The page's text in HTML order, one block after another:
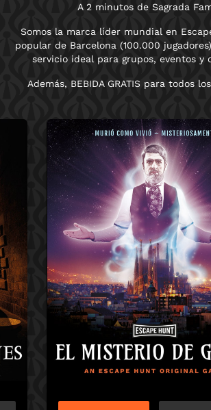
A 2 minutos de Sagrada
Somos la marca líder mundial en
popular de Barcelona (100.000
servicio ideal para grupos, eventos y
Además, BEBIDA GRATIS para todos